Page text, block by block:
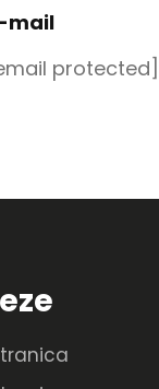
mail
protected]